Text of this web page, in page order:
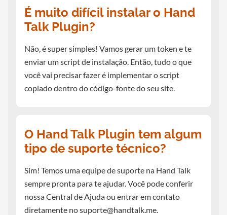
É muito difícil instalar o Hand
Talk Plugin?
Não, é super simples! Vamos gerar um token e te
enviar um script de instalação. Então, tudo o que
você vai precisar fazer é implementar o script
copiado dentro do código-fonte do seu site.
O Hand Talk Plugin tem algum
tipo de suporte técnico?
Sim! Temos uma equipe de suporte na Hand Talk
sempre pronta para te ajudar. Você pode conferir
nossa Central de Ajuda ou entrar em contato
diretamente nosuporte@handtalk.me.